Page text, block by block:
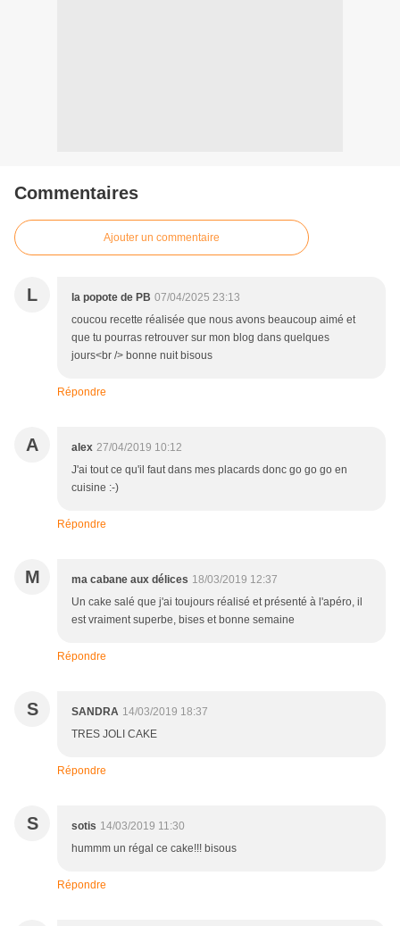
Commentaires
Ajouter un commentaire
L la popote de PB 07/04/2025 23:13
coucou recette réalisée que nous avons beaucoup aimé et
que tu pourras retrouver sur mon blog dans quelques
jours<br /> bonne nuit bisous
Répondre
A alex 27/04/2019 10:12
J'ai tout ce qu'il faut dans mes placards donc go go go en
cuisine :-)
Répondre
M ma cabane aux délices 18/03/2019 12:37
Un cake salé que j'ai toujours réalisé et présenté à l'apéro, il
est vraiment superbe, bises et bonne semaine
Répondre
S SANDRA 14/03/2019 18:37
TRES JOLI CAKE
Répondre
S sotis 14/03/2019 11:30
hummm un régal ce cake!!! bisous
Répondre